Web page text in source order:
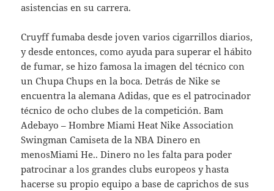
asistencias en su carrera.
Cruyff fumaba desde joven varios cigarrillos diarios,
y desde entonces, como ayuda para superar el hábito
de fumar, se hizo famosa la imagen del técnico con
un Chupa Chups en la boca. Detrás de Nike se
encuentra la alemana Adidas, que es el patrocinador
técnico de ocho clubes de la competición. Bam
Adebayo – Hombre Miami Heat Nike Association
Swingman Camiseta de la NBA Dinero en
menosMiami He.. Dinero no les falta para poder
patrocinar a los grandes clubs europeos y hasta
hacerse su propio equipo a base de caprichos de sus